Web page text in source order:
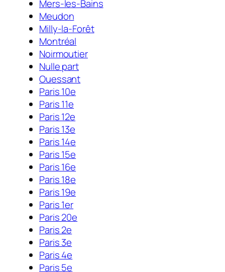
Mers-les-Bains
Meudon
Milly-la-Forêt
Montréal
Noirmoutier
Nulle part
Ouessant
Paris 10e
Paris 11e
Paris 12e
Paris 13e
Paris 14e
Paris 15e
Paris 16e
Paris 18e
Paris 19e
Paris 1er
Paris 20e
Paris 2e
Paris 3e
Paris 4e
Paris 5e